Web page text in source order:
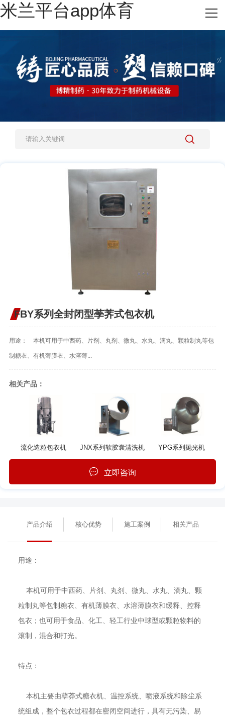
米兰平台app体育
网站米兰平台app体育
施工案例
人才招聘
FBY系列全封闭型荸荠式包衣机
用途： 本机可用于中西药、片剂、丸剂、微丸、水丸、滴丸、颗粒制丸等包
制糖衣、有机薄膜衣、水溶薄...
相关产品：
流化造粒包衣机 JNX系列软胶囊清洗机 YPG系列抛光机
立即咨询
产品介绍 核心优势 施工案例 相关产品
用途：
本机可用于中西药、片剂、丸剂、微丸、水丸、滴丸、颗
粒制丸等包制糖衣、有机薄膜衣、水溶薄膜衣和缓释、控释
包衣；也可用于食品、化工、轻工行业中球型或颗粒物料的
滚制，混合和打光。
特点：
本机主要由孽莽式糖衣机、温控系统、喷液系统和除尘系
统组成，整个包衣过程都在密闭空间进行，具有无污染、易